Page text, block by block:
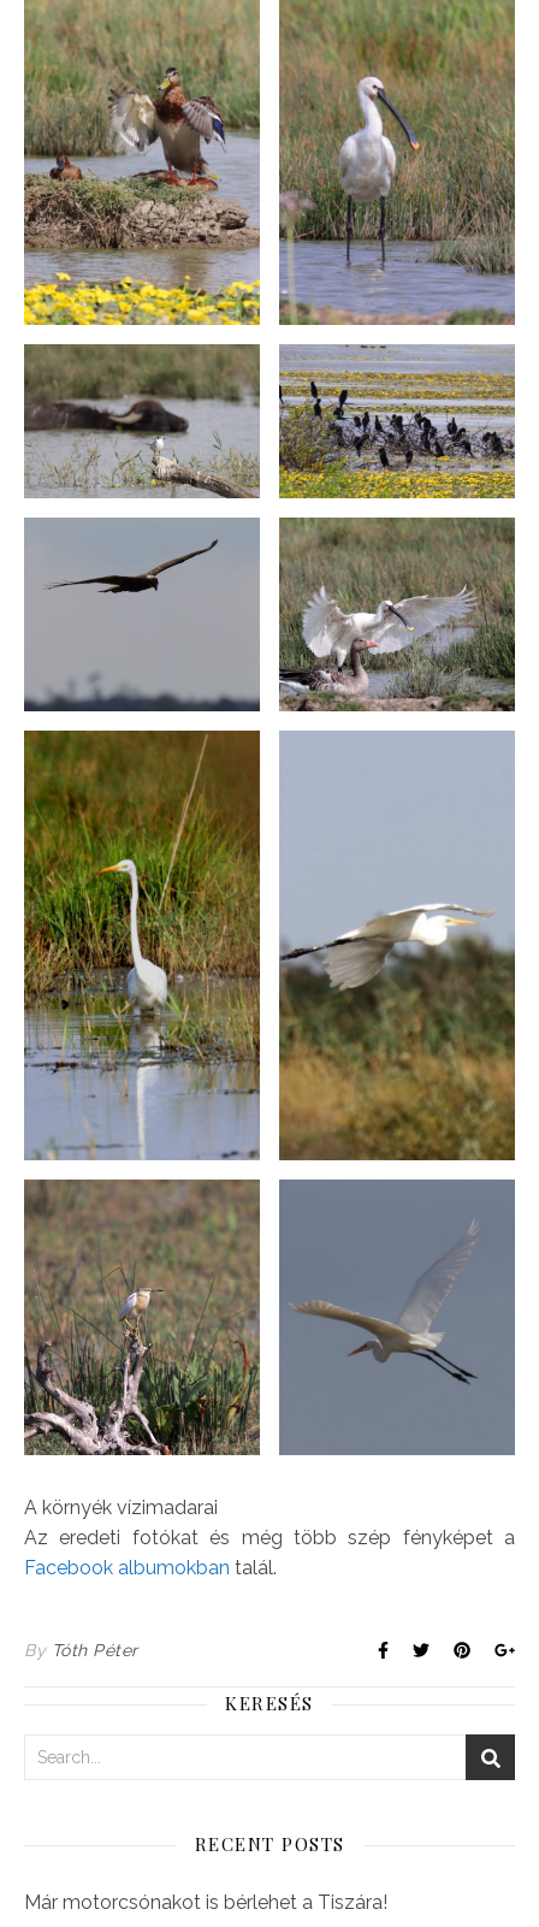
A környék vízimadarai
Az eredeti fotókat és még több szép fényképet a
Facebook albumokban talál.
By Tóth Péter
KERESÉS
RECENT POSTS
Már motorcsónakot is bérlehet a Tiszára!